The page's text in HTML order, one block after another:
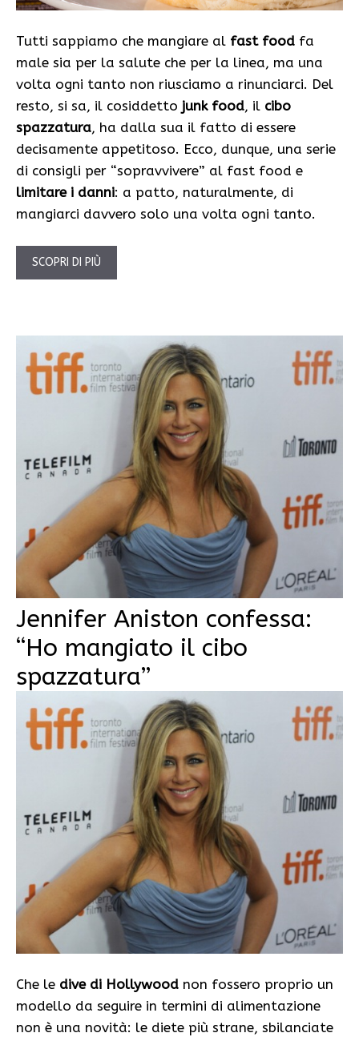
Tutti sappiamo che mangiare al fast food fa
male sia per la salute che per la linea, ma una
volta ogni tanto non riusciamo a rinunciarci. Del
resto, si sa, il cosiddetto junk food, il cibo
spazzatura, ha dalla sua il fatto di essere
decisamente appetitoso. Ecco, dunque, una serie
di consigli per “sopravvivere” al fast food e
limitare i danni: a patto, naturalmente, di
mangiarci davvero solo una volta ogni tanto.
SCOPRI DI PIÙ
Jennifer Aniston confessa:
“Ho mangiato il cibo
spazzatura”
Che le dive di Hollywood non fossero proprio un
modello da seguire in termini di alimentazione
non è una novità: le diete più strane, sbilanciate